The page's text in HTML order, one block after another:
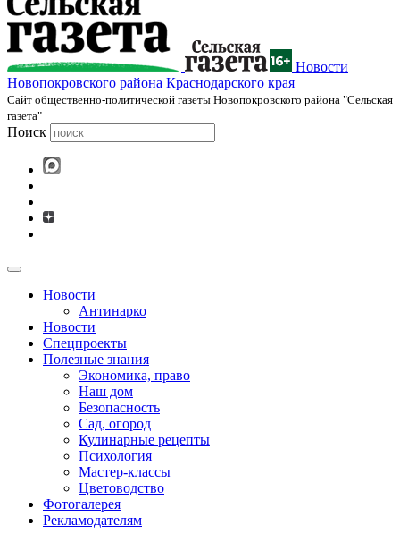
Новости
Новопокровского района Краснодарского края
Cайт общественно-политической газеты Новопокровского района "Сельская
газета"
Поиск
Новости
Антинарко
Новости
Спецпроекты
Полезные знания
Экономика, право
Наш дом
Безопасность
Сад, огород
Кулинарные рецепты
Психология
Мастер-классы
Цветоводство
Фотогалерея
Рекламодателям